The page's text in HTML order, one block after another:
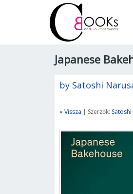
Japanese
by Satoshi
« Vissza | Szerzők: